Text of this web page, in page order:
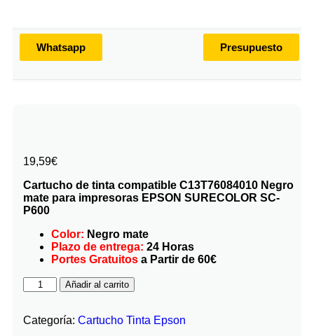
Whatsapp Presupuesto
19,59€
Cartucho de tinta compatible C13T76084010 Negro
mate para impresoras EPSON SURECOLOR SC-
P600
Color: Negro mate
Plazo de entrega: 24 Horas
Portes Gratuitos a Partir de 60€
Añadir al carrito
Categoría: Cartucho Tinta Epson